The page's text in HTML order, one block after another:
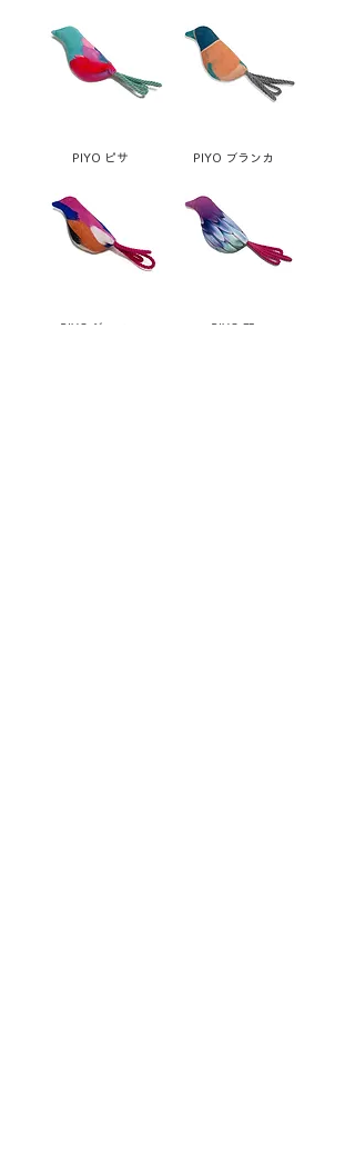
PIYO ピサ PIYO ブランカ
PIYO ジュフィ PIYO 羽